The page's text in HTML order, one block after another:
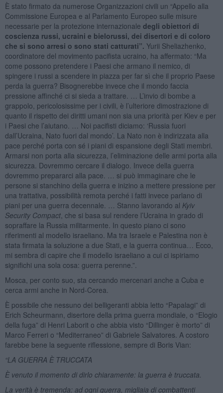
È stato firmato da numerose Organizzazioni civili un “Appello alla
Commissione Europea e al Parlamento Europeo sulle misure
necessarie per la protezione internazionale degli obiettori di
coscienza russi, ucraini e bielorussi, dei disertori e di coloro
che si sono arresi o sono stati catturati”. Yurii Sheliazhenko,
coordinatore del movimento pacifista ucraino, ha affermato: “Ma
come possono pretendere i Paesi che armano il nemico, di
spingere i russi a scendere in piazza per far sì che il proprio Paese
perda la guerra? Bisognerebbe invece che il mondo faccia
pressione affinché ci si sieda a trattare. … L’invio di bombe a
grappolo, pericolosissime per i civili, è l’ulteriore dimostrazione di
quanto il rispetto dei diritti umani non sia una priorità per Kiev e per
i Paesi che l’aiutano. … Noi pacifisti diciamo: ‘Russia fuori
dall’Ucraina, Nato fuori dal mondo’. La Nato non è indirizzata alla
pace perché porta con sé i piani di espansione degli Stati membri.
Armarsi non porta alla sicurezza, l’eliminazione delle armi porta alla
sicurezza. Dovremmo cercare il dialogo. Invece della guerra
dovremmo prepararci alla pace. … si può immaginare che le
persone si stanchino della guerra e inizino a mettere pressione per
una trattativa, possibilità remota perché i fatti invece parlano di
piani per una guerra decennale. … Stanno lavorando al Kyiv
Security Compact, che si basa sul rendere l’Ucraina in grado di
sopraffare la Russia militarmente. In questo piano ci sono
riferimenti al modello israeliano. Ma tra Israele e Palestina non è
stata firmata la soluzione a due Stati, e la guerra continua… Ecco,
mi sembra di capire che il modello israeliano a cui ci ispiriamo
significhi una sola cosa: guerra perenne.”.
Mosca, per conto suo, sta cercando mercenari anche a Cuba e
cerca armi anche in Nord-Corea.
È possibile che nessuno dei belligeranti abbia letto “Papalagi” di
Erich Scheurmann, disertore della prima guerra mondiale, o “Elogio
della fuga” di Henri Laborit o che abbia visto “Dillinger è morto” di
Marco Ferreri o “Mediterraneo” di Gabriele Salvatores. A costoro
farebbe bene la seguente riflessione, sempre di Boris Vian:
“LA GUERRA È TRUCCATA
È venuto il momento di dirlo chiaramente: la guerra è truccata.
La verità è tremenda: ad ogni guerra, migliaia di combattenti